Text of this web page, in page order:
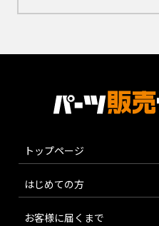
トップページ
はじめての方
お客様に届くまで